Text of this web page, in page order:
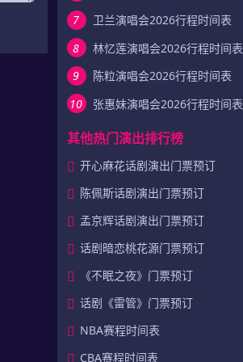
7
卫兰演唱会2026行程时间表
8
林忆莲演唱会2026行程时间表
9
陈粒演唱会2026行程时间表
10
张惠妹演唱会2026行程时间表
其他热门演出排行榜
开心麻花话剧演出门票预订
陈佩斯话剧演出门票预订
孟京辉话剧演出门票预订
话剧暗恋桃花源门票预订
《不眠之夜》门票预订
话剧《雷管》门票预订
NBA赛程时间表
CBA赛程时间表